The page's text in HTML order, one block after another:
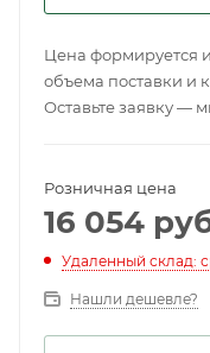
Цена формируется
объема поставки и
Оставьте заявку —
Розничная цена
16 054
Удаленный склад:
Нашли дешевле?